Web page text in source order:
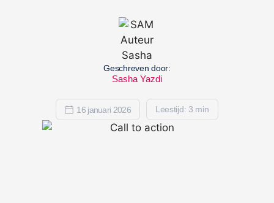
Geschreven door:
Sasha Yazdi
16 januari 2026 Leestijd: 3 min